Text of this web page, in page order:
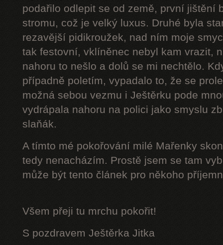
podařilo odlepit se od země, první jištění
stromu, což je velký luxus. Druhé byla
rezavější pidikroužek, nad ním moje
tak festovní, vklíněnec nebyl kam vrazit,
nahoru to nešlo a dolů se mi nechtělo.
případně poletím, vypadalo to, že se
možná sebou vezmu i Ještěrku pode
vydrápala nahoru na polici jako smyslu
slaňák.
A tímto mé pokořování milé Mařenky
tedy nenacházím. Prostě jsem se tam
může být tento článek pro někoho
Všem přeji tu mrchu pokořit!
S pozdravem Ještěrka Jitka